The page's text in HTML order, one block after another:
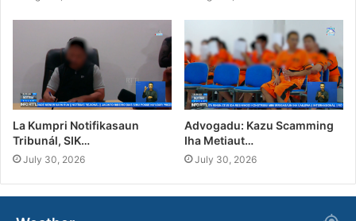
La Kumpri Notifikasaun
Tribunál, SIK…
July 30, 2026
Advogadu: Kazu Scamming
Iha Metiaut…
July 30, 2026